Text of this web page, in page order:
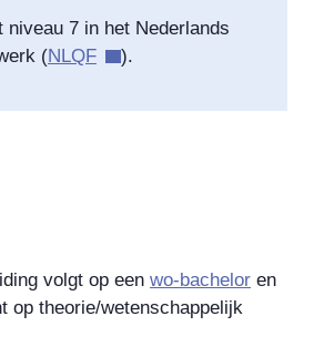
niveau 7 in het Nederlands
(NLQF ).
volgt op een wo-bachelor en
op theorie/wetenschappelijk